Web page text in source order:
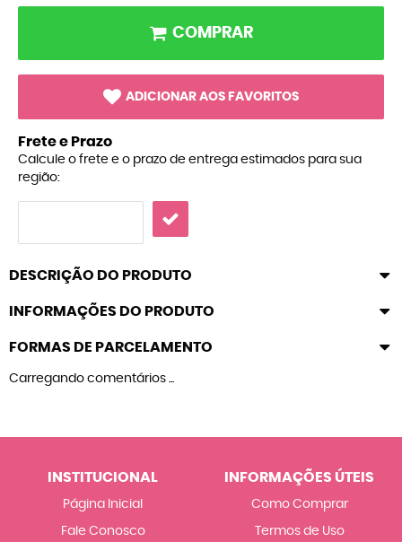
COMPRAR
ADICIONAR AOS FAVORITOS
Frete e Prazo
Calcule o frete e o prazo de entrega estimados para sua
região:
DESCRIÇÃO DO PRODUTO
INFORMAÇÕES DO PRODUTO
FORMAS DE PARCELAMENTO
Carregando comentários ...
INSTITUCIONAL
Página Inicial
Fale Conosco
INFORMAÇÕES ÚTEIS
Como Comprar
Termos de Uso